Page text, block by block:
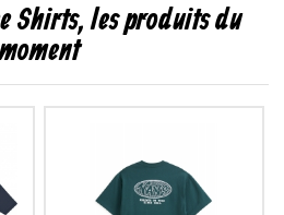
Shirts, les produits du
moment